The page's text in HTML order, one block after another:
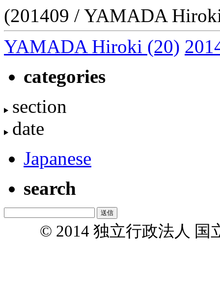
(201409 / YAMADA
YAMADA Hiroki (20)
categories
section
date
Japanese
search
© 2014 独立行政法人 国